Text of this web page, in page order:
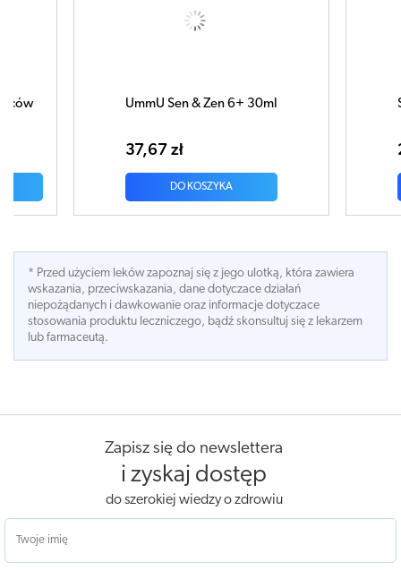
Sentino Natura spray 25ml
28,27 zł
DO KOSZYKA
* Przed użyciem leków zapoznaj się z jego ulotką, która zawiera
wskazania, przeciwskazania, dane dotyczace działań
niepożądanych i dawkowanie oraz informacje dotyczace
stosowania produktu leczniczego, bądź skonsultuj się z lekarzem
lub farmaceutą.
Zapisz się do newslettera
i zyskaj dostęp
do szerokiej wiedzy o zdrowiu